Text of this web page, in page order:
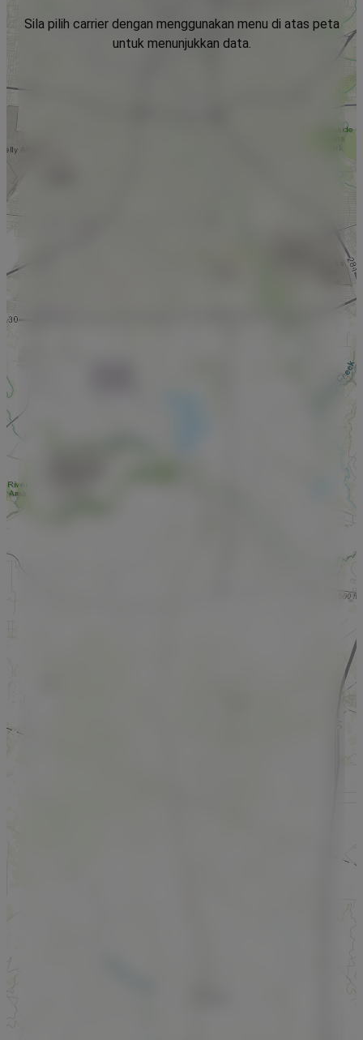
Sila pilih carrier dengan menggunakan menu di atas peta
untuk menunjukkan data.